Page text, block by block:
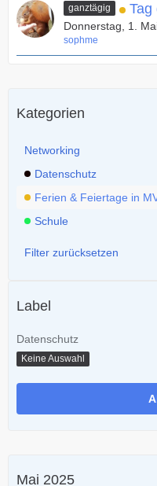
ganztägig Tag
Donnerstag, 1.
sophme
Kategorien
Networking
Datenschutz
Ferien & Feiertage in
Schule
Filter zurücksetzen
Label
Datenschutz
Keine Auswahl
Mai 2025